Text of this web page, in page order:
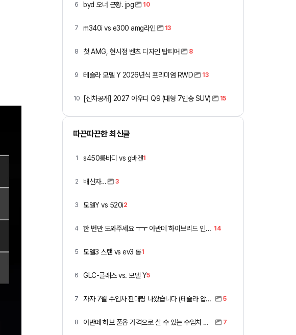
6 byd 오너 근황. jpg 10
7 m340i vs e300 amg라인 13
8 첫 AMG, 현시점 벤츠 디자인 탑티어 8
9 테슬라 모델 Y 2026년식 프리미엄 RWD 13
10 [신차공개] 2027 아우디 Q9 (대형 7인승 SUV) 15
따끈따끈한 최신글
1 s450롱바디 vs g바겐1
2 배신자… 3
3 모델Y vs 520i2
4 한 번만 도와주세요 ㅜㅜ 아반떼 하이브리드 인스 vs 폭스바겐 골프 14
5 모델3 스탠 vs ev3 롱1
6 GLC-클래스 vs. 모델 Y5
7 자자 7월 수입차 판매량 나왔습니다 (테슬라 압도적) 5
8 아반떼 하브 풀옵 가격으로 살 수 있는 수입차 모아봤습니다 (중고 포함) 7